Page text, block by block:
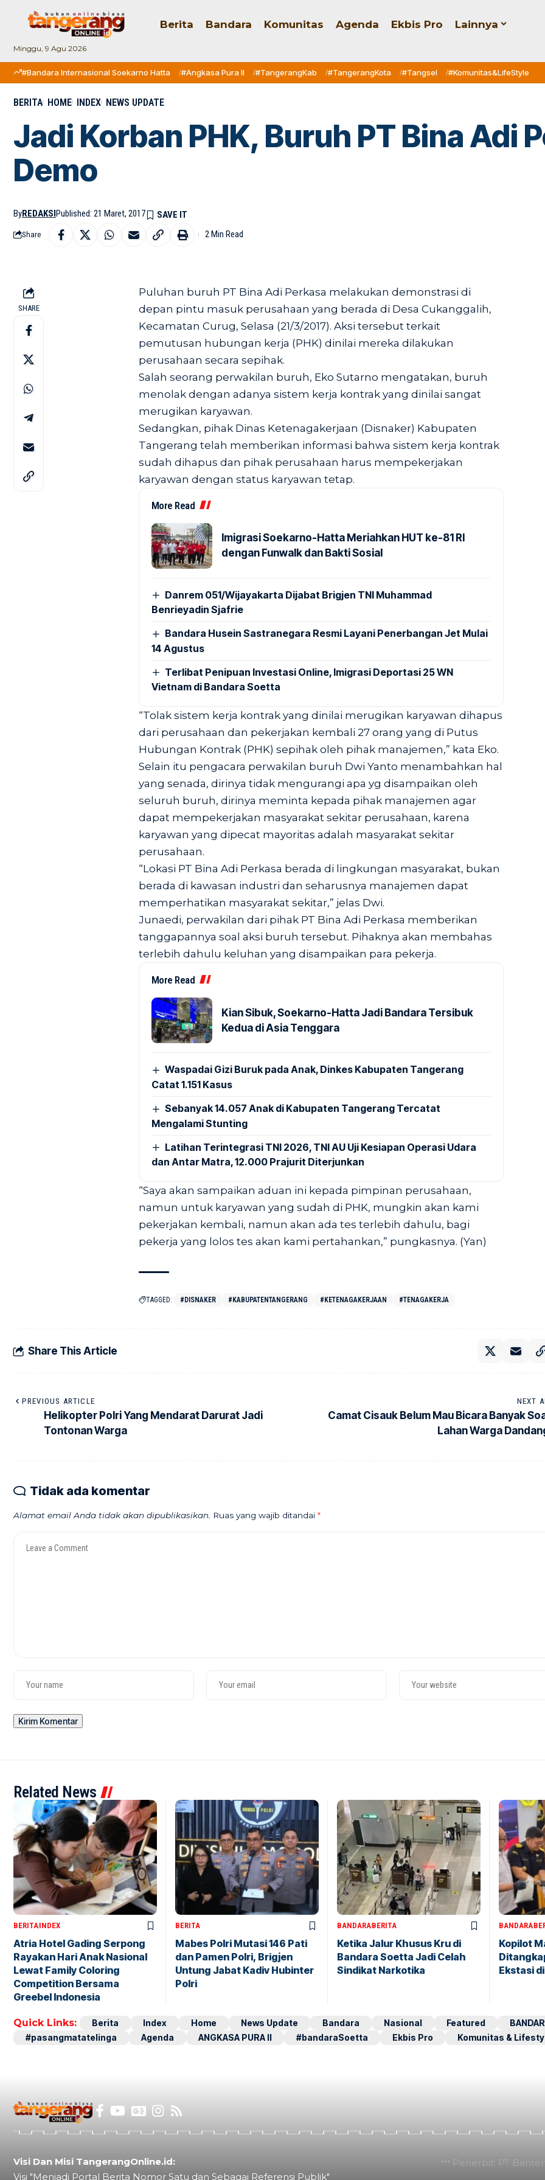
Minggu, 9 Agu 2026
Berita Bandara Komunitas Agenda Ekbis Pro Lainnya
#Bandara Internasional Soekarno Hatta #Angkasa Pura II #TangerangKab #TangerangKota #Tangsel #Komunitas&LifeStyle
BERITA HOME INDEX NEWS UPDATE
Jadi Korban PHK, Buruh PT Bina Adi
Demo
ByREDAKSIPublished: 21 Maret, 2017
Share 2 Min Read
SHARE
Puluhan buruh PT Bina Adi Perkasa melakukan demonstrasi di
depan pintu masuk perusahaan yang berada di Desa Cukanggalih,
Kecamatan Curug, Selasa (21/3/2017). Aksi tersebut terkait
pemutusan hubungan kerja (PHK) dinilai mereka dilakukan
perusahaan secara sepihak.
Salah seorang perwakilan buruh, Eko Sutarno mengatakan, buruh
menolak dengan adanya sistem kerja kontrak yang dinilai sangat
merugikan karyawan.
Sedangkan, pihak Dinas Ketenagakerjaan (Disnaker) Kabupaten
Tangerang telah memberikan informasi bahwa sistem kerja kontrak
sudah dihapus dan pihak perusahaan harus mempekerjakan
karyawan dengan status karyawan tetap.
More Read
Imigrasi Soekarno-Hatta Meriahkan HUT ke-81 RI
dengan Funwalk dan Bakti Sosial
Danrem 051/Wijayakarta Dijabat Brigjen TNI Muhammad
Benrieyadin Sjafrie
Bandara Husein Sastranegara Resmi Layani Penerbangan Jet Mulai
14 Agustus
Terlibat Penipuan Investasi Online, Imigrasi Deportasi 25 WN
Vietnam di Bandara Soetta
“Tolak sistem kerja kontrak yang dinilai merugikan karyawan dihapus
dari perusahaan dan pekerjakan kembali 27 orang yang di Putus
Hubungan Kontrak (PHK) sepihak oleh pihak manajemen,” kata Eko.
Selain itu pengacara perwakilan buruh Dwi Yanto menambahkan hal
yang senada, dirinya tidak mengurangi apa yg disampaikan oleh
seluruh buruh, dirinya meminta kepada pihak manajemen agar
dapat mempekerjakan masyarakat sekitar perusahaan, karena
karyawan yang dipecat mayoritas adalah masyarakat sekitar
perusahaan.
“Lokasi PT Bina Adi Perkasa berada di lingkungan masyarakat, bukan
berada di kawasan industri dan seharusnya manajemen dapat
memperhatikan masyarakat sekitar,” jelas Dwi.
Junaedi, perwakilan dari pihak PT Bina Adi Perkasa memberikan
tanggapannya soal aksi buruh tersebut. Pihaknya akan membahas
terlebih dahulu keluhan yang disampaikan para pekerja.
More Read
Kian Sibuk, Soekarno-Hatta Jadi Bandara Tersibuk
Kedua di Asia Tenggara
Waspadai Gizi Buruk pada Anak, Dinkes Kabupaten Tangerang
Catat 1.151 Kasus
Sebanyak 14.057 Anak di Kabupaten Tangerang Tercatat
Mengalami Stunting
Latihan Terintegrasi TNI 2026, TNI AU Uji Kesiapan Operasi Udara
dan Antar Matra, 12.000 Prajurit Diterjunkan
“Saya akan sampaikan aduan ini kepada pimpinan perusahaan,
namun untuk karyawan yang sudah di PHK, mungkin akan kami
pekerjakan kembali, namun akan ada tes terlebih dahulu, bagi
pekerja yang lolos tes akan kami pertahankan,” pungkasnya. (Yan)
TAGGED: #DISNAKER #KABUPATENTANGERANG #KETENAGAKERJAAN #TENAGAKERJA
Share This Article
PREVIOUS ARTICLE
Helikopter Polri Yang Mendarat Darurat Jadi
Tontonan Warga
NEXT
Camat Cisauk Belum Mau Bicara Banyak
Lahan Warga
Tidak ada komentar
Alamat email Anda tidak akan dipublikasikan. Ruas yang wajib ditandai *
Related News
BERITAINDEX
Atria Hotel Gading Serpong
Rayakan Hari Anak Nasional
Lewat Family Coloring
Competition Bersama
Greebel Indonesia
BERITA
Mabes Polri Mutasi 146 Pati
dan Pamen Polri, Brigjen
Untung Jabat Kadiv Hubinter
Polri
BANDARABERITA
Ketika Jalur Khusus Kru di
Bandara Soetta Jadi Celah
Sindikat Narkotika
BANDARA
Kopilot
Ekstasi
Quick Links: Berita Index Home News Update Bandara Nasional Featured
#pasangmatatelinga
Agenda ANGKASA PURA II #bandaraSoetta Ekbis Pro Komunitas &
Visi Dan Misi TangerangOnline.id:
Visi "Menjadi Portal Berita Nomor Satu dan Sebagai Referensi Publik"
Penerbit: PT